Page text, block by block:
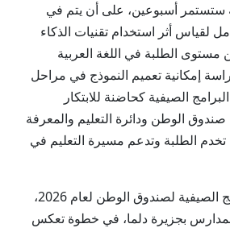
ستستمر أسبوعين، على أن يتم في
لقياس أثر استخدام تقنيات الذكاء
الطلبة في اللغة العربية
إمكانية تعميم النموذج في مراحل
الصيفية كحاضنة للابتكار
صندوق الوطن ودائرة التعليم والمعرفة
تخدم الطلبة وتدعم مسيرة التعليم في
ووصلت أنشطة البرامج الصيفية لصندوق الوطن لعام 2026،
بجزيرة دلما، في خطوة تعكس